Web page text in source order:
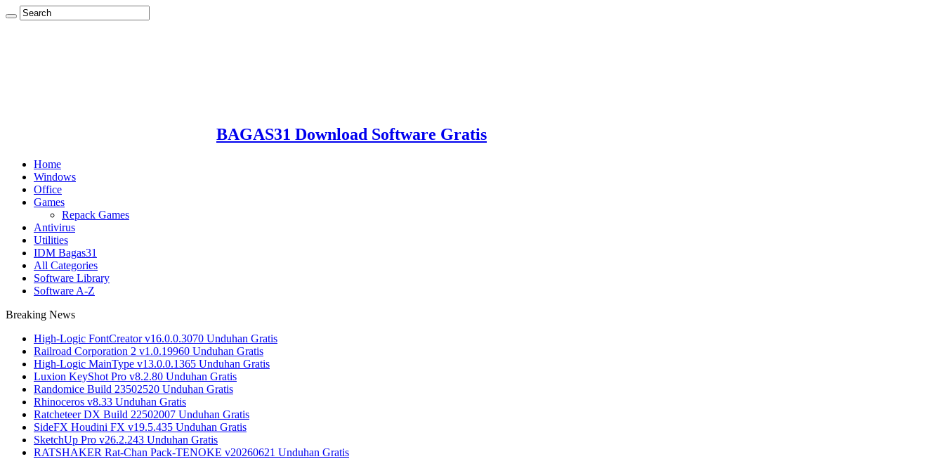
BAGAS31 Download Software Gratis
Home
Windows
Office
Games
Repack Games
Antivirus
Utilities
IDM Bagas31
All Categories
Software Library
Software A-Z
Breaking News
High-Logic FontCreator v16.0.0.3070 Unduhan Gratis
Railroad Corporation 2 v1.0.19960 Unduhan Gratis
High-Logic MainType v13.0.0.1365 Unduhan Gratis
Luxion KeyShot Pro v8.2.80 Unduhan Gratis
Randomice Build 23502520 Unduhan Gratis
Rhinoceros v8.33 Unduhan Gratis
Ratcheteer DX Build 22502007 Unduhan Gratis
SideFX Houdini FX v19.5.435 Unduhan Gratis
SketchUp Pro v26.2.243 Unduhan Gratis
RATSHAKER Rat-Chan Pack-TENOKE v20260621 Unduhan Gratis